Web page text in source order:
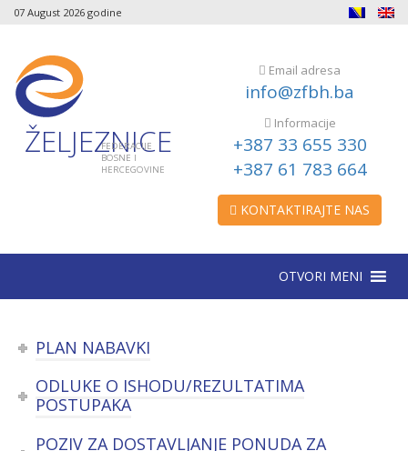
07 August 2026 godine
ŽELJEZNICE
FEDERACIJE
BOSNE I
HERCEGOVINE
Email adresa
info@zfbh.ba
Informacije
+387 33 655 330
+387 61 783 664
KONTAKTIRAJTE NAS
OTVORI MENI
PLAN NABAVKI
ODLUKE O ISHODU/REZULTATIMA
POSTUPAKA
POZIV ZA DOSTAVLJANJE PONUDA ZA